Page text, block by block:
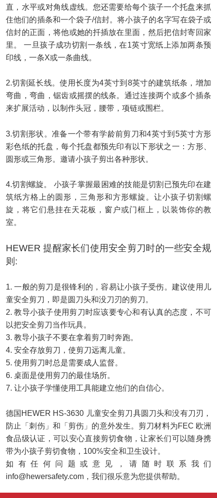
直，水平或对角线虚线。您还需要给每个孩子一个托盘来抓
住他们的插条和一个袋子/信封。将小孩子的名字写在袋子或
信封的正面，将他或她的扦插放在里面，然后把信封寄回家
里。 一旦孩子成功切割一条线，在1英寸宽纸上添加两条预
印线，一条X或一条曲线。
2.切割延长线。使用长度为4英寸到8英寸的建筑纸条，增加
弯曲，弯曲，锯齿或摇摆的线条。通过连接两个或多个插条
来扩展活动，以制作头冠，腰带，项链或围栏。
3.切割形状。准备一个带有学龄前剪刀和4英寸到5英寸方形
彩色纸的托盘，每个托盘都预先印有以下形状之一：方形
圆形或三角形。邀请小孩子剪出各种形状。
4.切割螺旋。 小孩子掌握最困难的技能是切割已预先印在建
筑纸方格上的圆形，三角形和方形螺旋。让小孩子切割螺
旋，将它们悬挂在天花板，窗户或门框上，以装饰你的教
室。
HEWER 提醒家长们使用安全剪刀时的一些安全规
则:
1. 一般的剪刀 是很锋利 的，容易让小孩子受伤。建议使用儿
童安全剪刀，即是圆刀头和没刀刃的剪刀。
2. 教导小孩子使用剪刀时应该要专心和有认真的态度，不可
以把安全剪刀当作玩具。
3. 教导小孩子不要在拿着剪刀时奔跑。
4. 安全存放剪刀 ， 使剪刀远离儿童。
5. 使用剪刀时总是需要成人监督。
6. 桌面是使用剪刀的最佳场所。
7. 让小孩子学懂使用工具能建立他们的自信心。
德国HEWER HS-3630 儿童安全剪刀具圆刀头和没有刀刃，
防止「刺 伤」和「剪伤」的意外发生。剪刀材料为FEC 欧洲
食品级认证，可以安心直接剪切食物，让家长们可以随身携
带为小孩子剪切食物，100%安全和卫生设计。
如有任何问题或意见，请随时联系我们
info@hewersafety.com ，我们很乐意为您提供帮助。